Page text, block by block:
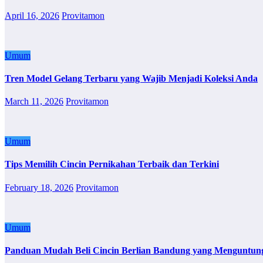
April 16, 2026 Provitamon
Umum
Tren Model Gelang Terbaru yang Wajib Menjadi Koleksi Anda
March 11, 2026 Provitamon
Umum
Tips Memilih Cincin Pernikahan Terbaik dan Terkini
February 18, 2026 Provitamon
Umum
Panduan Mudah Beli Cincin Berlian Bandung yang